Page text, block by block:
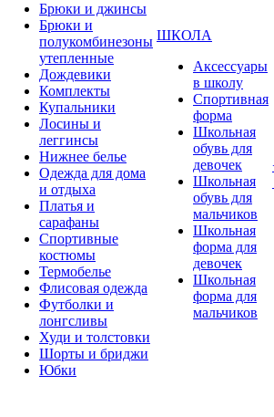
Брюки и джинсы
Брюки и
полукомбинезоны
утепленные
Дождевики
Комплекты
Купальники
Лосины и
леггинсы
Нижнее белье
Одежда для дома
и отдыха
Платья и
сарафаны
Спортивные
костюмы
Термобелье
Флисовая одежда
Футболки и
лонгсливы
Худи и толстовки
Шорты и бриджи
Юбки
ШКОЛА
Аксессуары
в школу
Спортивная
форма
Школьная
обувь для
девочек
Школьная
обувь для
мальчиков
Школьная
форма для
девочек
Школьная
форма для
мальчиков